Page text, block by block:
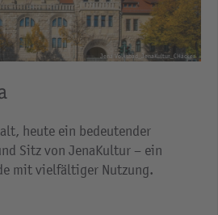
Jena Volksbad_JenaKultur_CHäcker
heute ein bedeutender
Sitz von JenaKultur – ein
mit vielfältiger Nutzung.